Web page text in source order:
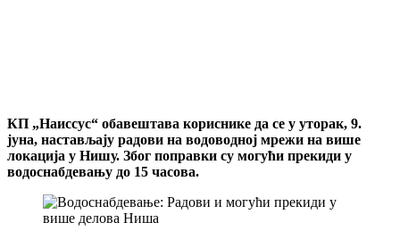
КП „Наиссус“ обавештава кориснике да се у уторак, 9.
јуна, настављају радови на водоводној мрежи на више
локација у Нишу. Због поправки су могући прекиди у
водоснабдевању до 15 часова.